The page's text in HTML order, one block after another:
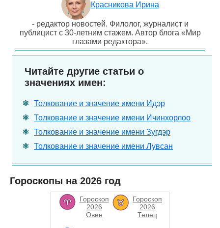
Красникова Ирина
- редактор новостей. Филолог, журналист и
публицист с 30-летним стажем. Автор блога «Мир
глазами редактора».
Читайте другие статьи о
значениях имен:
Толкование и значение имени Идэр
Толкование и значение имени Ичинхорлоо
Толкование и значение имени Зугдэр
Толкование и значение имени Лувсан
Гороскопы на 2026 год
Гороскоп
2026
Овен
Гороскоп
2026
Телец